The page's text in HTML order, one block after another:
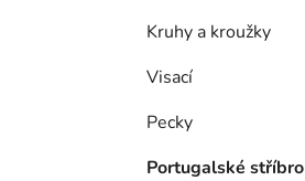
Kruhy a kroužky
Visací
Pecky
Portugalské stříbro